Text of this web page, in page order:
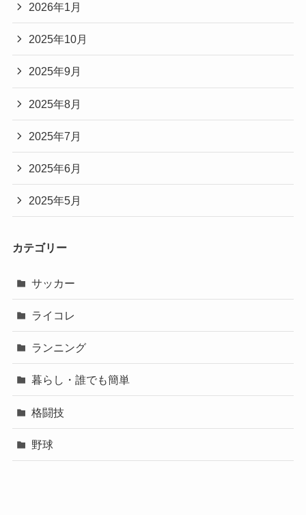
2026年1月
2025年10月
2025年9月
2025年8月
2025年7月
2025年6月
2025年5月
カテゴリー
サッカー
ライコレ
ランニング
暮らし・誰でも簡単
格闘技
野球